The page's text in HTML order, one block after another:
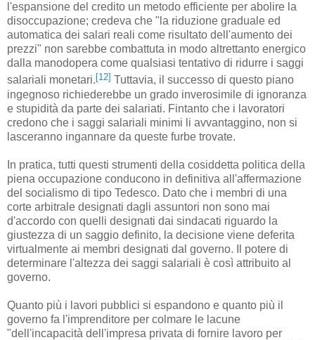
l'espansione del credito un metodo efficiente per abolire la
disoccupazione; credeva che "la riduzione graduale ed
automatica dei salari reali come risultato dell'aumento dei
prezzi" non sarebbe combattuta in modo altrettanto energico
dalla manodopera come qualsiasi tentativo di ridurre i saggi
salariali monetari.[12] Tuttavia, il successo di questo piano
ingegnoso richiederebbe un grado inverosimile di ignoranza
e stupidità da parte dei salariati. Fintanto che i lavoratori
credono che i saggi salariali minimi li avvantaggino, non si
lasceranno ingannare da queste furbe trovate.
In pratica, tutti questi strumenti della cosiddetta politica della
piena occupazione conducono in definitiva all'affermazione
del socialismo di tipo Tedesco. Dato che i membri di una
corte arbitrale designati dagli assuntori non sono mai
d'accordo con quelli designati dai sindacati riguardo la
giustezza di un saggio definito, la decisione viene deferita
virtualmente ai membri designati dal governo. Il potere di
determinare l'altezza dei saggi salariali è così attribuito al
governo.
Quanto più i lavori pubblici si espandono e quanto più il
governo fa l'imprenditore per colmare le lacune
"dell'incapacità dell'impresa privata di fornire lavoro per